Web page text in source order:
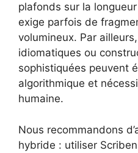
plafonds sur la
exige parfois de
volumineux. Par
idiomatiques ou
sophistiquées peuvent
algorithmique et
humaine.
Nous recommandons
hybride : utiliser